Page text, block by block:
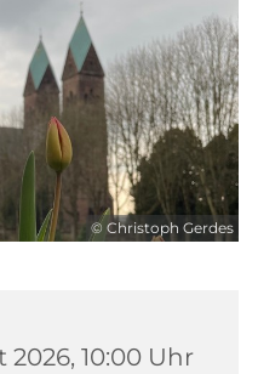
© Christoph Gerdes
10:00 Uhr